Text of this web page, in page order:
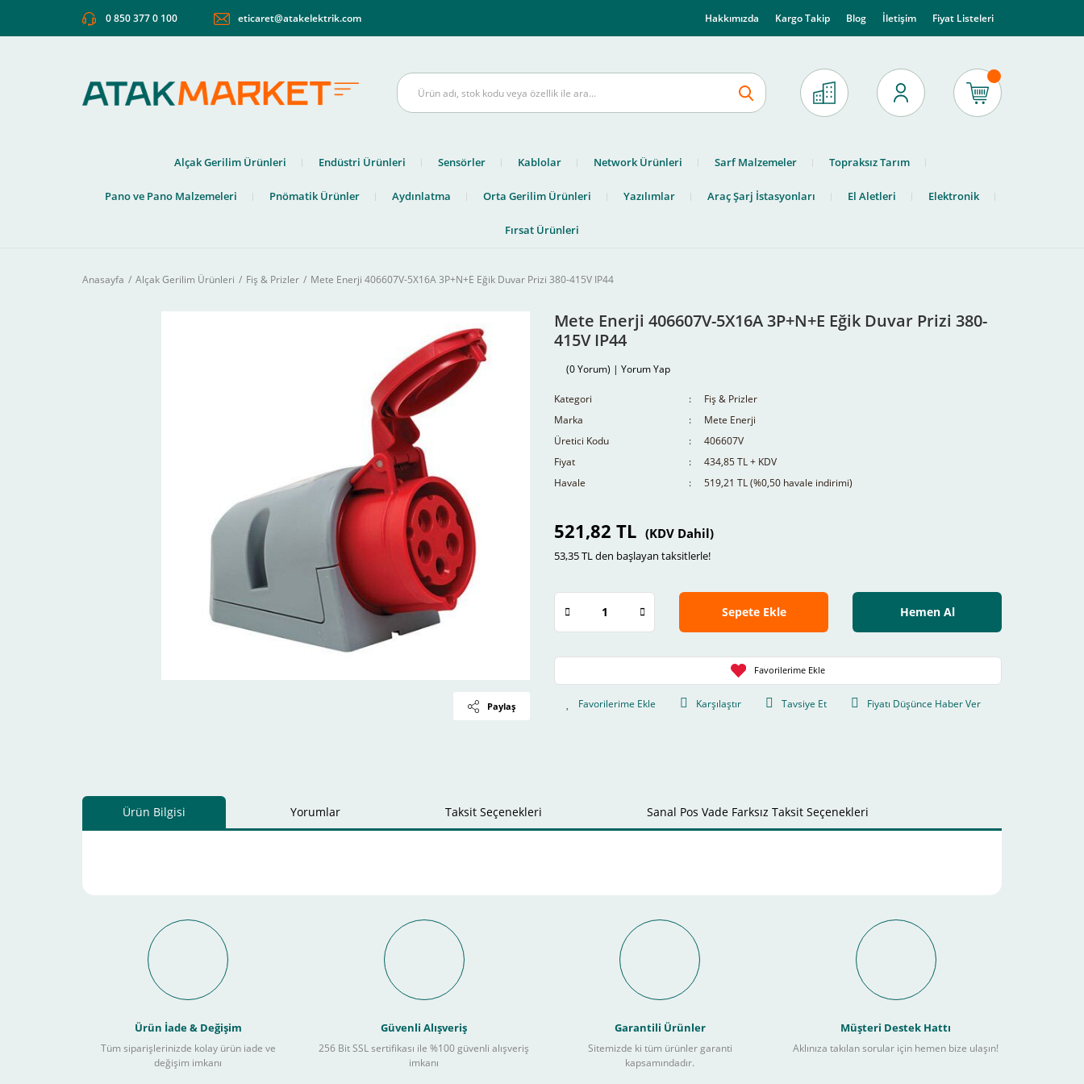
0 850 377 0 100 eticaret@atakelektrik.com Hakkımızda Kargo Takip Blog İletişim Fiyat Listeleri
Alçak Gerilim Ürünleri Endüstri Ürünleri Sensörler Kablolar Network Ürünleri Sarf Malzemeler Topraksız Tarım
Pano ve Pano Malzemeleri Pnömatik Ürünler Aydınlatma Orta Gerilim Ürünleri Yazılımlar Araç Şarj İstasyonları El Aletleri Elektronik
Fırsat Ürünleri
Anasayfa Alçak Gerilim Ürünleri Fiş & Prizler Mete Enerji 406607V-5X16A 3P+N+E Eğik Duvar Prizi 380-415V IP44
Paylaş
Mete Enerji 406607V-5X16A 3P+N+E Eğik Duvar Prizi 380-
415V IP44
(0 Yorum) | Yorum Yap
Kategori
Fiş & Prizler
Marka
Mete Enerji
Üretici Kodu
406607V
Fiyat
434,85 TL + KDV
Havale
519,21 TL (%0,50 havale indirimi)
521,82 TL (KDV Dahil)
53,35 TL den başlayan taksitlerle!
Sepete Ekle Hemen Al
Karşılaştır Tavsiye Et Fiyatı Düşünce Haber Ver
Ürün Bilgisi Yorumlar Taksit Seçenekleri Sanal Pos Vade Farksız Taksit Seçenekleri
Ürün İade & Değişim
Tüm siparişlerinizde kolay ürün iade ve
değişim imkanı
Güvenli Alışveriş
256 Bit SSL sertifikası ile %100 güvenli alışveriş
imkanı
Garantili Ürünler
Sitemizde ki tüm ürünler garanti
kapsamındadır.
Müşteri Destek Hattı
Aklınıza takılan sorular için hemen bize ulaşın!